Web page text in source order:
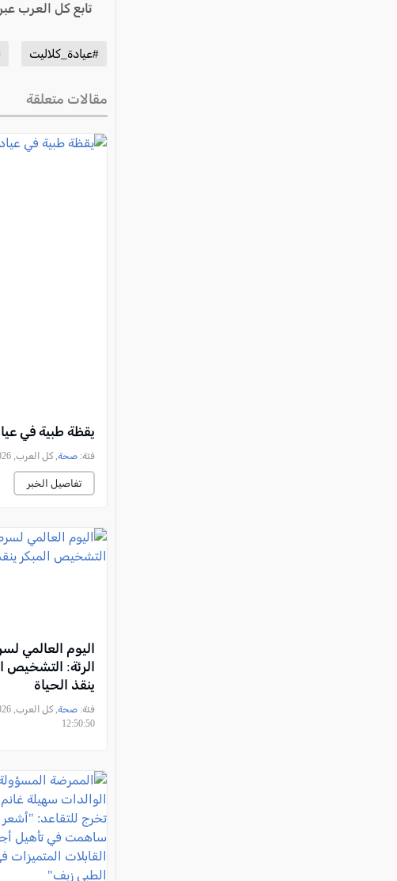
تابع كل العرب
#عيادة_كلاليت
مقالات متعلقة
يقظة طبية في
فئة: صحة, كل العرب, 2026-08-03 14:05:11
تفاصيل الخبر
اليوم العالمي
الرئة: التشخيص
ينقذ الحياة
فئة: صحة
12:50:50